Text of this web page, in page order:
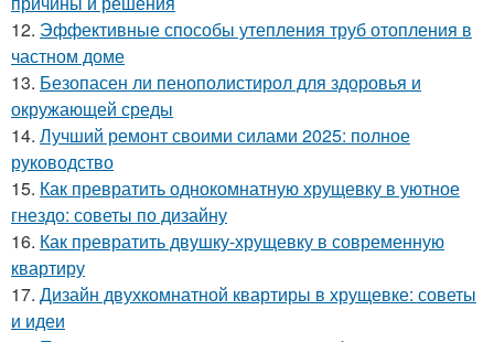
12. Эффективные способы утепления труб отопления в
частном доме
13. Безопасен ли пенополистирол для здоровья и
окружающей среды
14. Лучший ремонт своими силами 2025: полное
руководство
15. Как превратить однокомнатную хрущевку в уютное
гнездо: советы по дизайну
16. Как превратить двушку-хрущевку в современную
квартиру
17. Дизайн двухкомнатной квартиры в хрущевке: советы
и идеи